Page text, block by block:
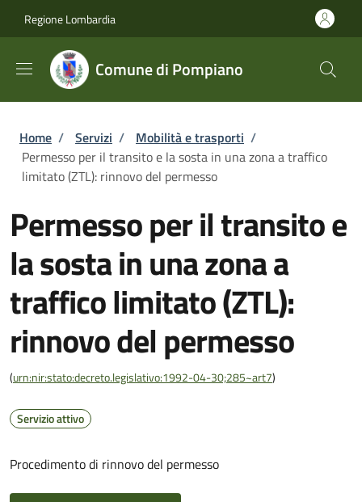
Regione Lombardia
Comune di Pompiano
Briciole di pane
Home / Servizi / Mobilità e trasporti /
Permesso per il transito e la sosta in una zona a traffico
limitato (ZTL): rinnovo del permesso
Permesso per il transito e
la sosta in una zona a
traffico limitato (ZTL):
rinnovo del permesso
(urn:nir:stato:decreto.legislativo:1992-04-30;285~art7)
Servizio attivo
Procedimento di rinnovo del permesso